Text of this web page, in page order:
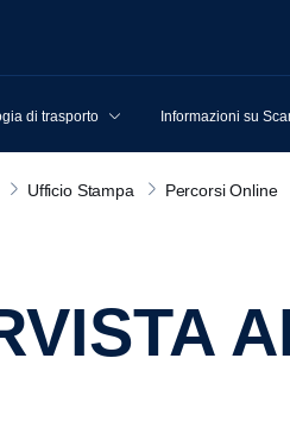
di trasporto Informazioni su
Ufficio Stampa Percorsi Online